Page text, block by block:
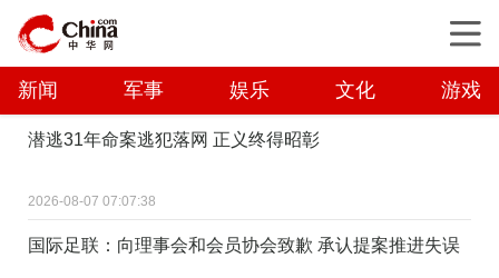
新闻 军事 娱乐 文化 游戏
潜逃31年命案逃犯落网 正义终得昭彰
2026-08-07 07:07:38
国际足联：向理事会和会员协会致歉 承认提案推进失误